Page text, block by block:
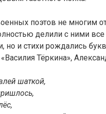
поэтов не многим
делили с ними все
но и стихи рождались
Тёркина»,
шаткой,